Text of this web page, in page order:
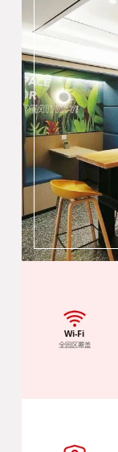
Wi-Fi
全园区覆盖